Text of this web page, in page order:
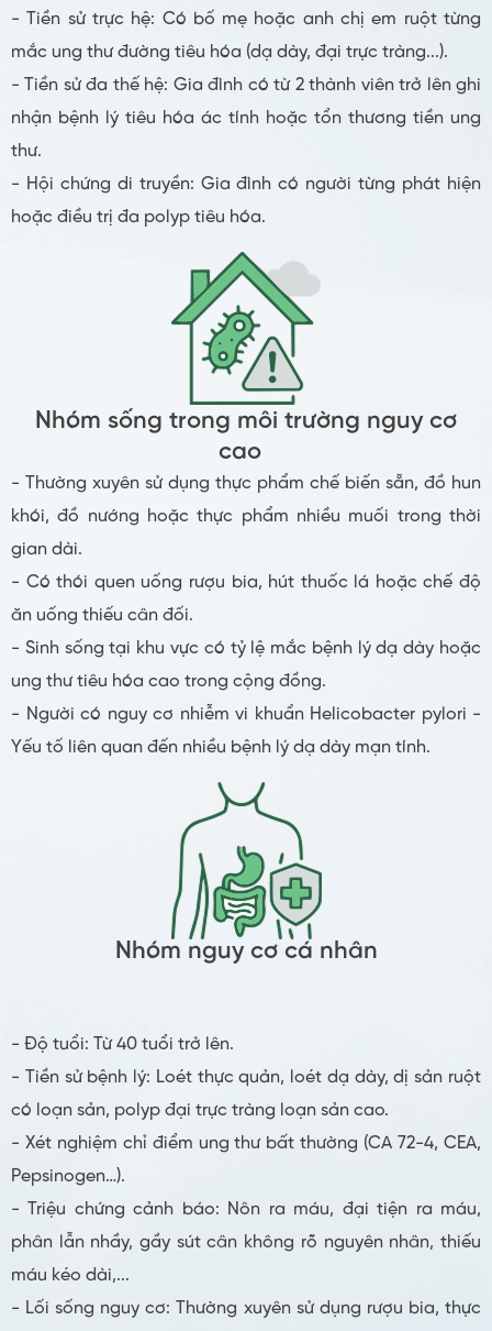
- Tiền sử trực hệ: Có bố mẹ hoặc anh chị em ruột từng
mắc ung thư đường tiêu hóa (dạ dày, đại trực tràng...).
- Tiền sử đa thế hệ: Gia đình có từ 2 thành viên trở lên ghi
nhận bệnh lý tiêu hóa ác tính hoặc tổn thương tiền ung
thư.
- Hội chứng di truyền: Gia đình có người từng phát hiện
hoặc điều trị đa polyp tiêu hóa.
Nhóm sống trong môi trường nguy cơ
cao
- Thường xuyên sử dụng thực phẩm chế biến sẵn, đồ hun
khói, đồ nướng hoặc thực phẩm nhiều muối trong thời
gian dài.
- Có thói quen uống rượu bia, hút thuốc lá hoặc chế độ
ăn uống thiếu cân đối.
- Sinh sống tại khu vực có tỷ lệ mắc bệnh lý dạ dày hoặc
ung thư tiêu hóa cao trong cộng đồng.
- Người có nguy cơ nhiễm vi khuẩn Helicobacter pylori -
Yếu tố liên quan đến nhiều bệnh lý dạ dày mạn tính.
Nhóm nguy cơ cá nhân
- Độ tuổi: Từ 40 tuổi trở lên.
- Tiền sử bệnh lý: Loét thực quản, loét dạ dày, dị sản ruột
có loạn sản, polyp đại trực tràng loạn sản cao.
- Xét nghiệm chỉ điểm ung thư bất thường (CA 72-4, CEA,
Pepsinogen…).
- Triệu chứng cảnh báo: Nôn ra máu, đại tiện ra máu,
phân lẫn nhầy, gầy sút cân không rõ nguyên nhân, thiếu
máu kéo dài,...
- Lối sống nguy cơ: Thường xuyên sử dụng rượu bia, thực